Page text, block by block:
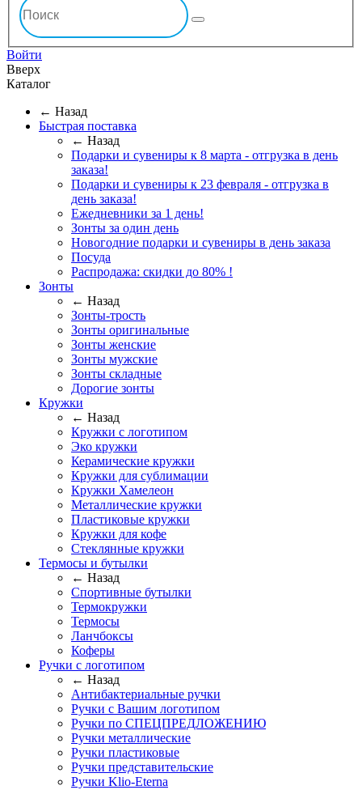
Войти
Вверх
Каталог
← Назад
Быстрая поставка
← Назад
Подарки и сувениры к 8 марта - отгрузка в день
заказа!
Подарки и сувениры к 23 февраля - отгрузка в
день заказа!
Ежедневники за 1 день!
Зонты за один день
Новогодние подарки и сувениры в день заказа
Посуда
Распродажа: скидки до 80% !
Зонты
← Назад
Зонты-трость
Зонты оригинальные
Зонты женские
Зонты мужские
Зонты складные
Дорогие зонты
Кружки
← Назад
Кружки с логотипом
Эко кружки
Керамические кружки
Кружки для сублимации
Кружки Хамелеон
Металлические кружки
Пластиковые кружки
Кружки для кофе
Стеклянные кружки
Термосы и бутылки
← Назад
Спортивные бутылки
Термокружки
Термосы
Ланчбоксы
Коферы
Ручки с логотипом
← Назад
Антибактериальные ручки
Ручки с Вашим логотипом
Ручки по СПЕЦПРЕДЛОЖЕНИЮ
Ручки металлические
Ручки пластиковые
Ручки представительские
Ручки Klio-Eterna